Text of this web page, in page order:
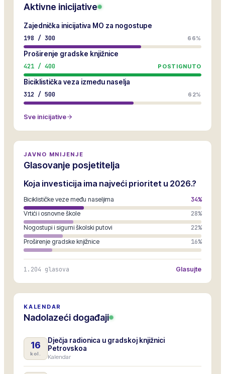
Aktivne inicijative
Zajednička inicijativa MO za nogostupe
198 / 300 66%
Proširenje gradske knjižnice
421 / 400 POSTIGNUTO
Biciklistička veza između naselja
312 / 500 62%
Sve inicijative
JAVNO MNIJENJE
Glasovanje posjetitelja
Koja investicija ima najveći prioritet u 2026.?
Biciklističke veze među naseljima 34%
Vrtići i osnovne škole 28%
Nogostupi i sigurni školski putovi 22%
Proširenje gradske knjižnice 16%
1.204 glasova Glasujte
KALENDAR
Nadolazeći događaji
16
kol.
Dječja radionica u gradskoj knjižnici
Petrovskoa
Kalendar